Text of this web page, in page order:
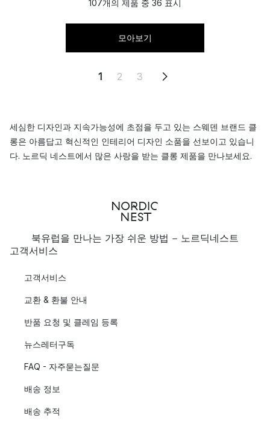
107개의 제품 중 36 표시
모아보기
1 2 3
세심한 디자인과 지속가능성에 초점을 두고 있는 스웨덴 브랜드 클
롱은 아름답고 혁신적인 인테리어 디자인 소품을 선보이고 있습니
다. 노르딕 네스트에서 많은 사랑을 받는 클롱 제품을 만나보세요.
북유럽을 만나는 가장 쉬운 방법 - 노르딕네스트
고객서비스
고객서비스
교환 & 환불 안내
반품 요청 및 클레임 등록
뉴스레터구독
FAQ - 자주묻는질문
배송 정보
배송 추적